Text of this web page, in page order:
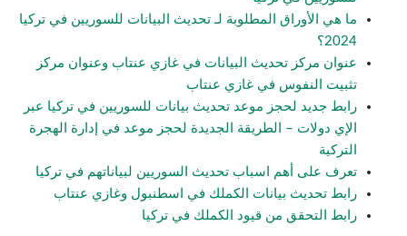
ما هي الأوراق المطلوبة لـ تحديث البيانات للسوريين في تركيا
2024؟
عنوان مركز تحديث البيانات في غازي عنتاب وعنوان مركز
تثبيت النفوس في غازي عنتاب
رابط جديد لحجز موعد تحديث بيانات للسوريين في تركيا عبر
الإي دولات – الطريقة الجديدة لحجز موعد في إدارة الهجرة
التركية
تعرف على أهم اسباب تحديث السوريين لبياناتهم في تركيا
رابط تحديث بيانات الكملك في اسطنبول وغازي عنتاب
رابط التحقق من قيود الكملك في تركيا